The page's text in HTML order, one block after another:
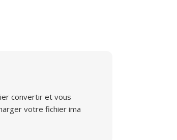
convertir et vous
votre fichier ima